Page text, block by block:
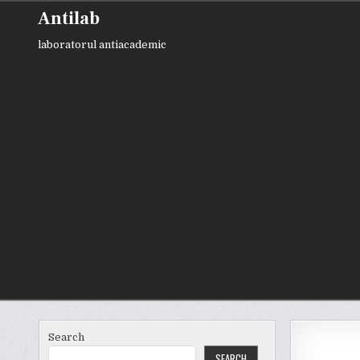
content
Antilab
laboratorul antiacademic
Search